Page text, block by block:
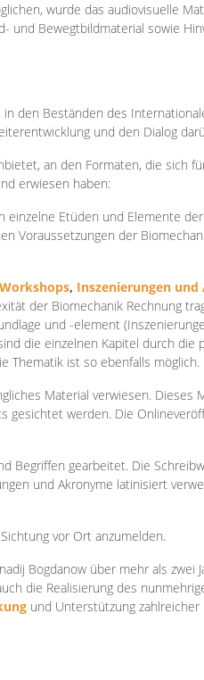
wurde das audiovisuelle
und Bewegtbildmaterial sowie
den Beständen des
und den Dialog
an den Formaten, die sich
erwiesen haben:
Etüden und Elemente
Voraussetzungen der
Workshops, Inszenierungen
der Biomechanik Rechnung
und -element
die einzelnen Kapitel durch die
Thematik ist so ebenfalls möglich.
Material verwiesen. Dieses
gesichtet werden. Die
Begriffen gearbeitet. Die
und Akronyme latinisiert
vor Ort anzumelden.
Bogdanow über mehr als zwei
die Realisierung des
und Unterstützung zahlreicher